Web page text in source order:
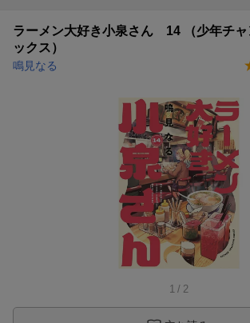
ラーメン大好き小泉さん 14 （少年チャ
ックス）
鳴見なる
1 / 2